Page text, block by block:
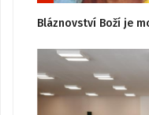
Bláznovství Boží je